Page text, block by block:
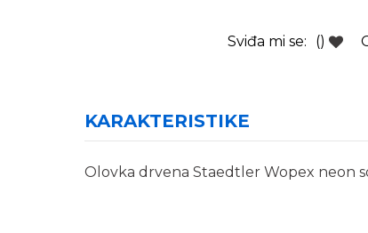
Sviđa mi se: ()
KARAKTERISTIKE
Olovka drvena Staedtler Wopex neon